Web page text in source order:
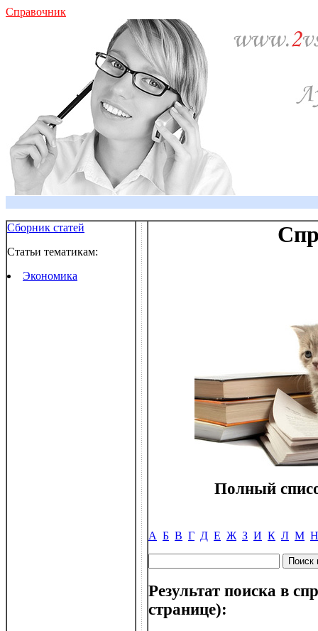
Справочник
Сборник статей
Статьи тематикам:
Экономика
Полный
А Б В Г Д Е Ж З И К Л М Н
Результат поиска в
странице):